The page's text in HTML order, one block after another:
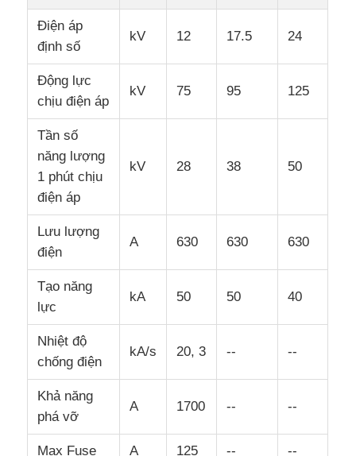
Điện áp
định số
kV 12 17.5 24
Động lực
chịu điện áp
kV 75 95 125
Tần số
năng lượng
1 phút chịu
điện áp
kV 28 38 50
Lưu lượng
điện
A 630 630 630
Tạo năng
lực
kA 50 50 40
Nhiệt độ
chống điện
kA/s 20, 3 -- --
Khả năng
phá vỡ
A 1700 -- --
Max Fuse A 125 -- --